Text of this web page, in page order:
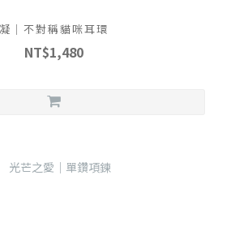
凝｜不對稱貓咪耳環
NT$1,480